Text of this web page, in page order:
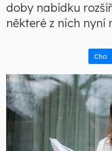
doby nabídku
některé z nich nyní
Chci